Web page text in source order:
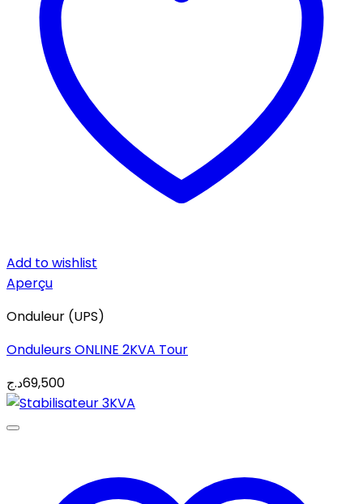
Add to wishlist
Aperçu
Onduleur (UPS)
Onduleurs ONLINE 2KVA Tour
69,500د.ج